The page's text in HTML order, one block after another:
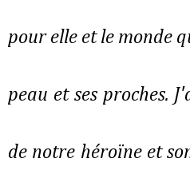
pour elle et le monde
peau et ses proches.
de notre héroïne et